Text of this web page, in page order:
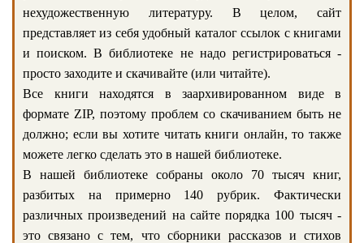
нехудожественную литературу. В целом, сайт
представляет из себя удобный каталог ссылок с книгами
и поиском. В библиотеке не надо регистрироваться -
просто заходите и скачивайте (или читайте).
Все книги находятся в заархивированном виде в
формате ZIP, поэтому проблем со скачиванием быть не
должно; если вы хотите читать книги онлайн, то также
можете легко сделать это в нашей библиотеке.
В нашей библиотеке собраны около 70 тысяч книг,
разбитых на примерно 140 рубрик. Фактически
различных произведений на сайте порядка 100 тысяч -
это связано с тем, что сборники рассказов и стихов